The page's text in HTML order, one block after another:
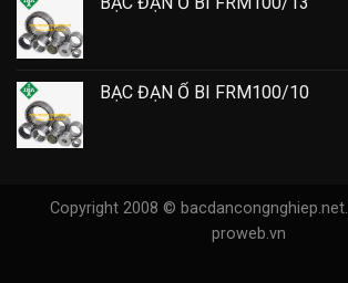
BẠC ĐẠN Ổ BI FRM100/10
Copyright 2008 © bacdancongnghiep.net.
proweb.vn